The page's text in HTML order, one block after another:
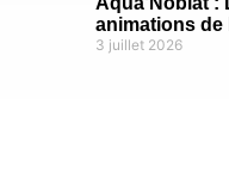
animations de
3 juillet 2026